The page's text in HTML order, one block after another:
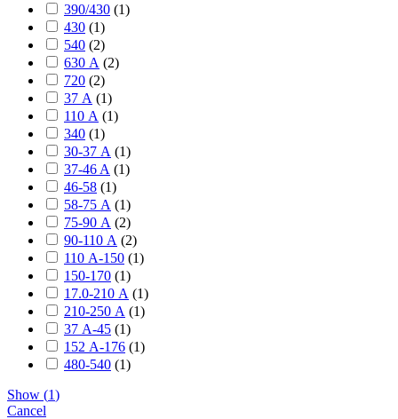
390/430 (1)
430 (1)
540 (2)
630 А (2)
720 (2)
37 А (1)
110 А (1)
340 (1)
30-37 А (1)
37-46 A (1)
46-58 (1)
58-75 А (1)
75-90 А (2)
90-110 А (2)
110 А-150 (1)
150-170 (1)
17.0-210 А (1)
210-250 А (1)
37 А-45 (1)
152 А-176 (1)
480-540 (1)
Show (1)
Cancel